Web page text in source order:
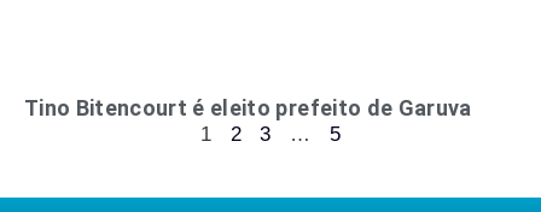
Tino Bitencourt é eleito prefeito de Garuva
1 2 3 … 5